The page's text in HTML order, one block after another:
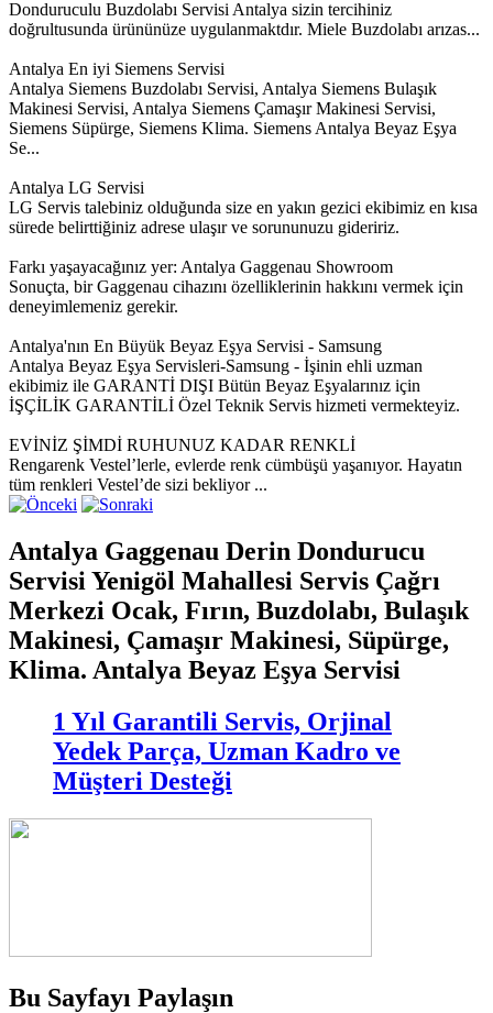
Donduruculu Buzdolabı Servisi Antalya sizin tercihiniz
doğrultusunda ürününüze uygulanmaktdır. Miele Buzdolabı arızas...
Antalya En iyi Siemens Servisi
Antalya Siemens Buzdolabı Servisi, Antalya Siemens Bulaşık
Makinesi Servisi, Antalya Siemens Çamaşır Makinesi Servisi,
Siemens Süpürge, Siemens Klima. Siemens Antalya Beyaz Eşya
Se...
Antalya LG Servisi
LG Servis talebiniz olduğunda size en yakın gezici ekibimiz en kısa
sürede belirttiğiniz adrese ulaşır ve sorununuzu gideririz.
Farkı yaşayacağınız yer: Antalya Gaggenau Showroom
Sonuçta, bir Gaggenau cihazını özelliklerinin hakkını vermek için
deneyimlemeniz gerekir.
Antalya'nın En Büyük Beyaz Eşya Servisi - Samsung
Antalya Beyaz Eşya Servisleri-Samsung - İşinin ehli uzman
ekibimiz ile GARANTİ DIŞI Bütün Beyaz Eşyalarınız için
İŞÇİLİK GARANTİLİ Özel Teknik Servis hizmeti vermekteyiz.
EVİNİZ ŞİMDİ RUHUNUZ KADAR RENKLİ
Rengarenk Vestel’lerle, evlerde renk cümbüşü yaşanıyor. Hayatın
tüm renkleri Vestel’de sizi bekliyor ...
Antalya Gaggenau Derin Dondurucu
Servisi Yenigöl Mahallesi Servis Çağrı
Merkezi Ocak, Fırın, Buzdolabı, Bulaşık
Makinesi, Çamaşır Makinesi, Süpürge,
Klima. Antalya Beyaz Eşya Servisi
1 Yıl Garantili Servis, Orjinal
Yedek Parça, Uzman Kadro ve
Müşteri Desteği
Bu Sayfayı Paylaşın